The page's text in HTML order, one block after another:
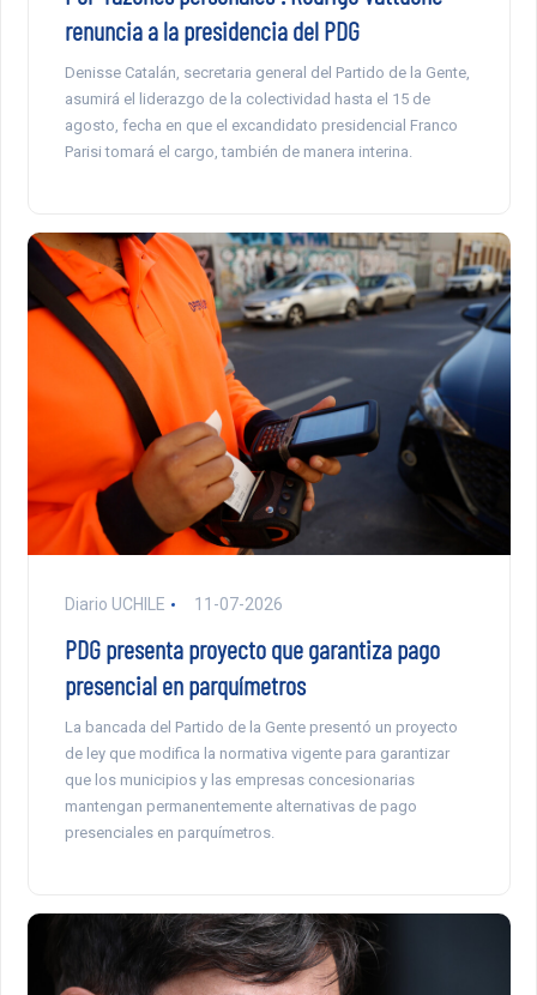
renuncia a la presidencia del PDG
Denisse Catalán, secretaria general del Partido de la Gente,
asumirá el liderazgo de la colectividad hasta el 15 de
agosto, fecha en que el excandidato presidencial Franco
Parisi tomará el cargo, también de manera interina.
Diario UCHILE 11-07-2026
PDG presenta proyecto que garantiza pago
presencial en parquímetros
La bancada del Partido de la Gente presentó un proyecto
de ley que modifica la normativa vigente para garantizar
que los municipios y las empresas concesionarias
mantengan permanentemente alternativas de pago
presenciales en parquímetros.